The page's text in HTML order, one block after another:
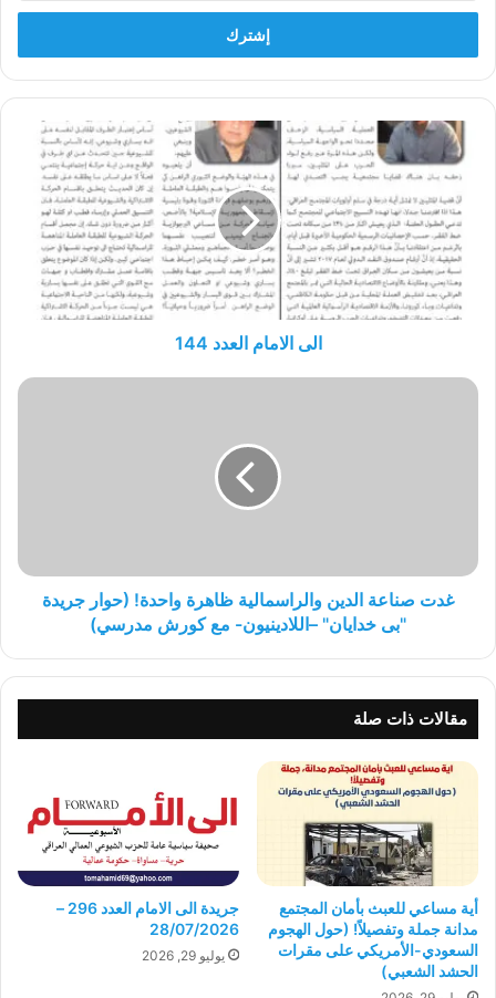
الإلكتروني
الى
الامام
العدد
144
الى الامام العدد 144
غدت
"بى
خدايان"
مدرسي)
غدت صناعة الدين والراسمالية ظاهرة واحدة! (حوار جريدة
"بى خدايان" –اللادينيون- مع كورش مدرسي)
مقالات ذات صلة
أية مساعي للعبث بأمان المجتمع
مدانة جملة وتفصيلاً! (حول الهجوم
السعودي-الأمريكي على مقرات
الحشد الشعبي)
جريدة الى الامام العدد 296 –
28/07/2026
يوليو 29, 2026